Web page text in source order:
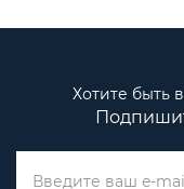
Хотите быть